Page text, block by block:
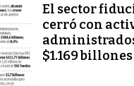
El sector
cerró con
$1.169